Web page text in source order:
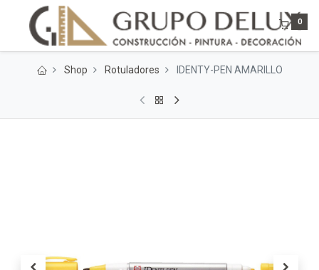
0
Shop Rotuladores IDENTY-PEN AMARILLO